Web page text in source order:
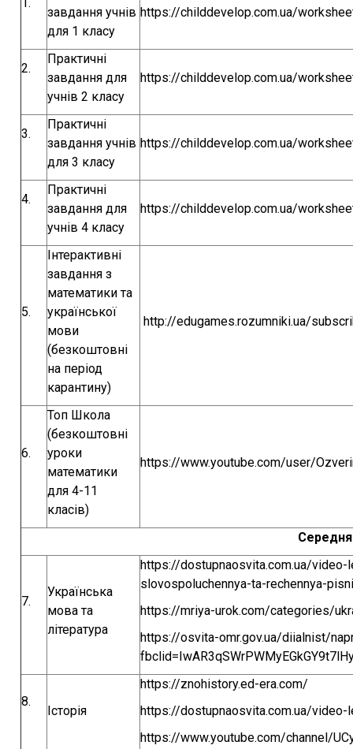
завдання учнів
для 1 класу
https://childdevelop.com.ua/
2.
Практичні
завдання для
учнів 2 класу
https://childdevelop.com.ua/
3.
Практичні
завдання учнів
для 3 класу
https://childdevelop.com.ua/
4.
Практичні
завдання для
учнів 4 класу
https://childdevelop.com.ua/
5.
Інтерактивні
завдання з
математики та
української
мови
(безкоштовні
на період
карантину)
http://edugames.rozumniki.ua/
6.
Топ Школа
(безкоштовні
уроки
математики
для 4-11
класів)
https://www.youtube.com/user/
Середня
7.
Українська
мова та
література
https://dostupnaosvita.com.ua/
slovospoluchennya-ta-rechennya-
https://mriya-urok.com/categories/
https://osvita-omr.gov.ua/diialnist/
8.
Історія
https://znohistory.ed-era.com/
https://dostupnaosvita.com.ua/video-
https://www.youtube.com/channel/